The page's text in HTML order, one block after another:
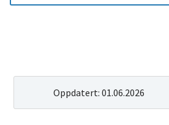
Oppdatert: 01.06.2026